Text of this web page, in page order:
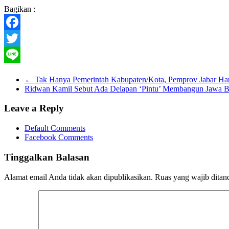
Bagikan :
Facebook
Twitter
← Tak Hanya Pemerintah Kabupaten/Kota, Pemprov Jabar
Ridwan Kamil Sebut Ada Delapan ‘Pintu’ Membangun Jawa
Leave a Reply
Default Comments
Facebook Comments
Tinggalkan Balasan
Alamat email Anda tidak akan dipublikasikan. Ruas yang wajib